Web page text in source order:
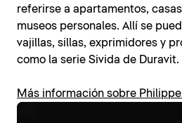
referirse a apartamentos,
museos personales. Allí se
vajillas, sillas, exprimidores y
como la serie Sivida de Duravit.
Más información sobre